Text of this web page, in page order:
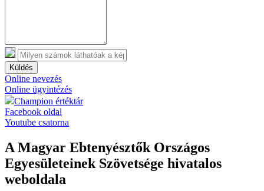
Küldés
Online nevezés
Online ügyintézés
Champion értéktár
Facebook oldal
Youtube csatorna
A Magyar Ebtenyésztők Országos
Egyesületeinek Szövetsége hivatalos
weboldala